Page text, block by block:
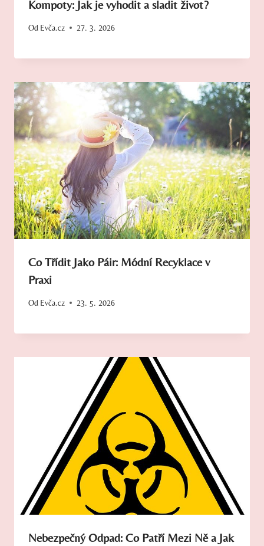
Kompoty: Jak je vyhodit a sladit život?
Od Evča.cz 27. 3. 2026
Co Třídit Jako Páir: Módní Recyklace v
Praxi
Od Evča.cz 23. 5. 2026
Nebezpečný Odpad: Co Patří Mezi Ně a Jak